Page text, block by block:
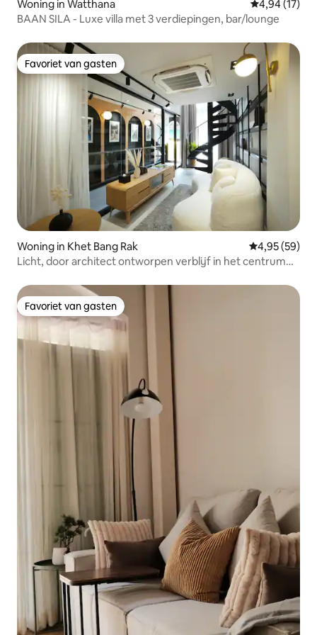
Woning in Watthana Gemiddelde
4,94 (17)
BAAN SILA - Luxe villa met 3 verdiepingen, bar/lounge
Favoriet van gasten
Favoriet van gasten
Woning in Khet Bang Rak Gemiddelde
4,95 (59)
Licht, door architect ontworpen verblijf in het centrum
Favoriet van gasten
Favoriet van gasten